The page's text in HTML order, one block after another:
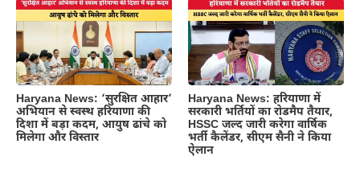
Haryana News: ‘सुरक्षित आहार’
अभियान से स्वस्थ हरियाणा की
दिशा में बड़ा कदम, आयुष ढांचे को
मिलेगा और विस्तार
Haryana News: हरियाणा में
सरकारी भर्तियों का रोडमैप तैयार,
HSSC जल्द जारी करेगा वार्षिक
भर्ती कैलेंडर, सीएम सैनी ने किया
ऐलान